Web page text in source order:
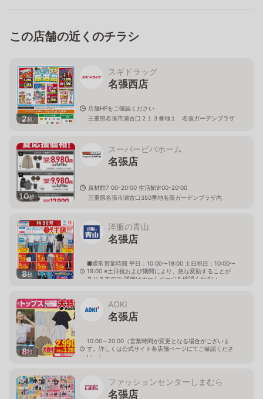
この店舗の近くのチラシ
2枚
スギドラッグ
名張西店
店舗HPをご確認ください
三重県名張市瀬古口２１３番地１ 名張ガーデンプラザ
内
10枚
スーパービバホーム
名張店
資材館7:00-20:00 生活館9:00-20:00
三重県名張市瀬古口350番地名張ガーデンプラザ内
8枚
洋服の青山
名張店
■通常営業時間 平日：10:00〜19:00 土日祝日：10:00〜
19:00 ※土日祝および期間により、急な変動することが
ありますので 詳細はホームページを確認ください
8枚
AOKI
名張店
10:00～20:00（営業時間が変更となる場合がございま
す。詳しくは公式サイト各店舗ページにてご確認くださ
い。）
ファッションセンターしまむら
名張店